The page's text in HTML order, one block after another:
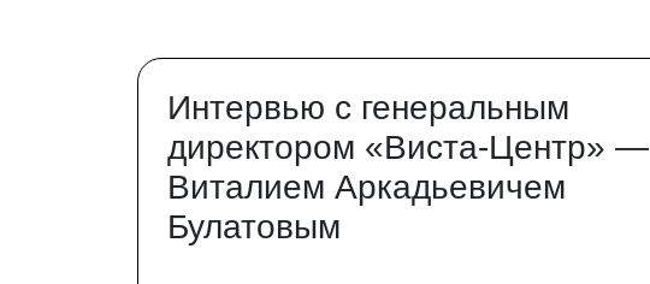
Интервью с генеральным
директором «Виста-Центр» —
Виталием Аркадьевичем
Булатовым